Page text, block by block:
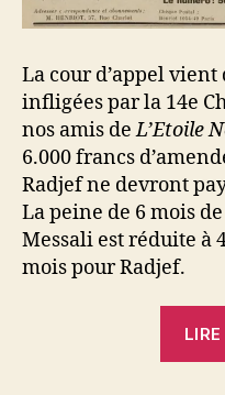
La cour d’appel
infligées par la 14e
nos amis deL’Etoile
6.000 francs
Radjef ne devront
La peine de 6 mois
Messali est réduite à
mois pour Radjef.